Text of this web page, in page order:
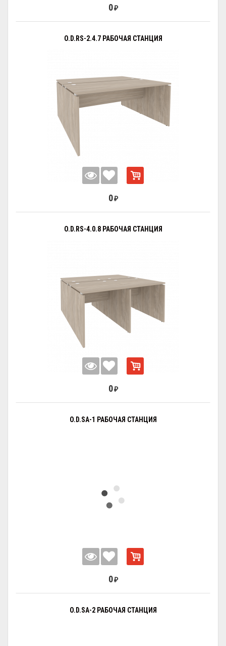
0 ₽
O.D.RS-2.4.7 РАБОЧАЯ СТАНЦИЯ
0 ₽
O.D.RS-4.0.8 РАБОЧАЯ СТАНЦИЯ
0 ₽
O.D.SA-1 РАБОЧАЯ СТАНЦИЯ
0 ₽
O.D.SA-2 РАБОЧАЯ СТАНЦИЯ